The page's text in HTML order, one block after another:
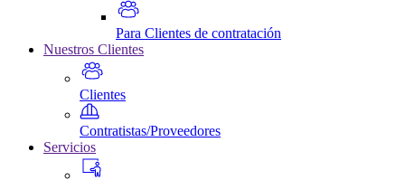
Para Clientes de contratación
Nuestros Clientes
Clientes
Contratistas/Proveedores
Servicios